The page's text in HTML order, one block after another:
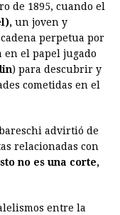
de 1895, cuando el
un joven y
perpetua por
en el papel jugado
) para descubrir y
cometidas en el
advirtió de
relacionadas con
no es una corte,
entre la